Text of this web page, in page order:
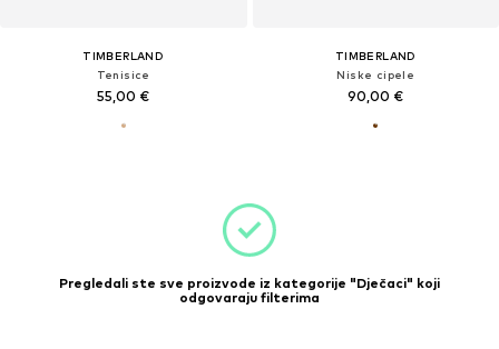
TIMBERLAND
Tenisice
55,00 €
TIMBERLAND
Niske cipele
90,00 €
Pregledali ste sve proizvode iz kategorije "Dječaci" koji
odgovaraju filterima